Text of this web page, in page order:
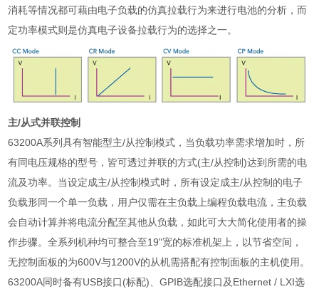
消耗等情况都可藉由电子负载的仿真拉载行为来进行电池的分析，而
定功率模式则是仿真电子设备拉载行为的选择之一。
主/从式并联控制
63200A系列具有智能型主/从控制模式，当负载功率需求增加时，所
有同电压规格的型号，皆可透过并联的方式(主/从控制)达到所需的电
流及功率。当设定成主/从控制模式时，所有设定成主/从控制的电子
负载形同一个单一负载，用户仅需在主负载上编程负载电流，主负载
会自动计算并将电流分配至其他从负载，如此可大大简化使用者的操
作步骤。全系列机种均可整合至19"宽的标准机架上，以节省空间，
无控制面板的为600V与1200V的从机需搭配有控制面板的主机使用。
63200A同时备有USB接口(标配)、GPIB选配接口及Ethernet / LXI选